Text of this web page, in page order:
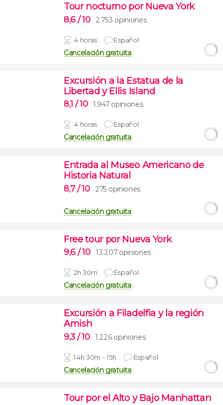
Tour nocturno por Nueva York
8,6 / 10 2.753 opiniones
4 horas Español
Cancelación gratuita
Excursión a la Estatua de la
Libertad y Ellis Island
8,1 / 10 1.947 opiniones
4 horas Español
Cancelación gratuita
Entrada al Museo Americano de
Historia Natural
8,7 / 10 275 opiniones
Cancelación gratuita
Free tour por Nueva York
9,6 / 10 13.207 opiniones
2h 30m Español
Cancelación gratuita
Excursión a Filadelfia y la región
Amish
9,3 / 10 1.226 opiniones
14h 30m - 15h Español
Cancelación gratuita
Tour por el Alto y Bajo Manhattan